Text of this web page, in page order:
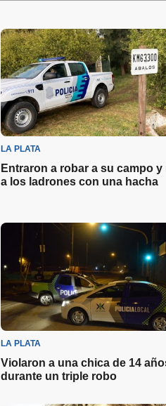
LA PLATA
Entraron a robar a su campo y
a los ladrones con una hacha
LA PLATA
Violaron a una chica de 14
durante un triple robo